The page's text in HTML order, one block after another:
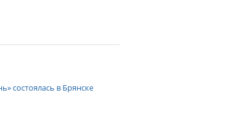
состоялась в Брянске